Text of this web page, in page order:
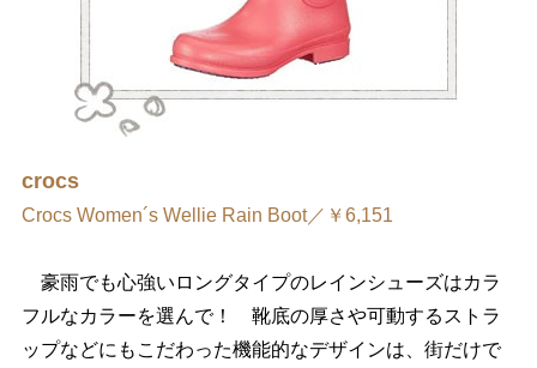
crocs
Crocs Women´s Wellie Rain Boot／￥6,151
豪雨でも心強いロングタイプのレインシューズはカラ
フルなカラーを選んで！ 靴底の厚さや可動するストラ
ップなどにもこだわった機能的なデザインは、街だけで